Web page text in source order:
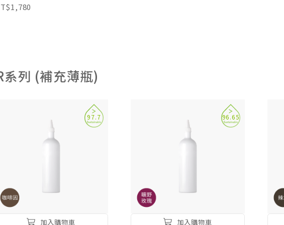
列 (補充薄瓶)
97.7
加入購物車
96.65
加入購物車